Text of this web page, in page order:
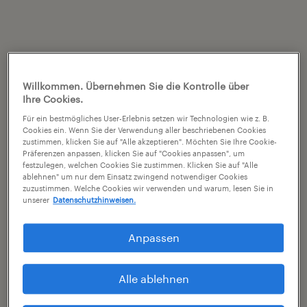
Willkommen. Übernehmen Sie die Kontrolle über
Ihre Cookies.
Für ein bestmögliches User-Erlebnis setzen wir Technologien wie z. B.
Cookies ein. Wenn Sie der Verwendung aller beschriebenen Cookies
zustimmen, klicken Sie auf "Alle akzeptieren". Möchten Sie Ihre Cookie-
Präferenzen anpassen, klicken Sie auf "Cookies anpassen", um
festzulegen, welchen Cookies Sie zustimmen. Klicken Sie auf "Alle
ablehnen" um nur dem Einsatz zwingend notwendiger Cookies
zuzustimmen. Welche Cookies wir verwenden und warum, lesen Sie in
unserer Datenschutzhinweisen.
Anpassen
Alle ablehnen